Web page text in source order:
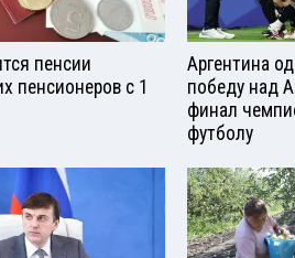
пенсии
пенсионеров с 1
Аргентина
победу над
финал
футболу